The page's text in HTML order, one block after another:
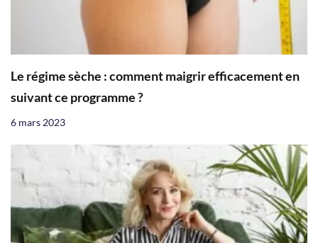
Le régime sèche : comment maigrir efficacement en
suivant ce programme ?
6 mars 2023